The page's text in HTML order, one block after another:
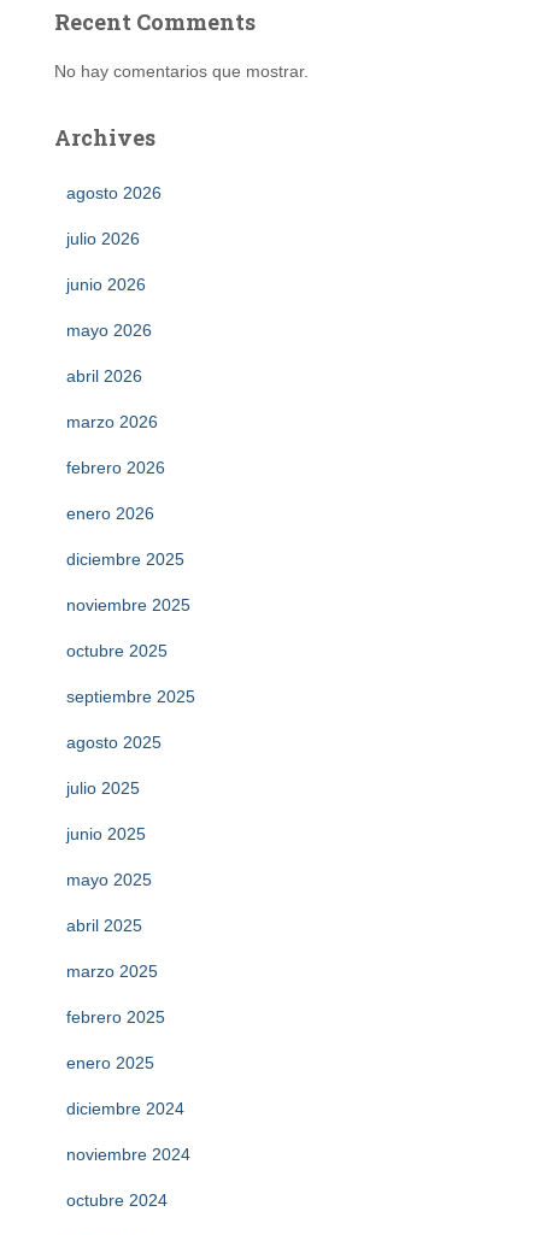
Recent Comments
No hay comentarios que mostrar.
Archives
agosto 2026
julio 2026
junio 2026
mayo 2026
abril 2026
marzo 2026
febrero 2026
enero 2026
diciembre 2025
noviembre 2025
octubre 2025
septiembre 2025
agosto 2025
julio 2025
junio 2025
mayo 2025
abril 2025
marzo 2025
febrero 2025
enero 2025
diciembre 2024
noviembre 2024
octubre 2024